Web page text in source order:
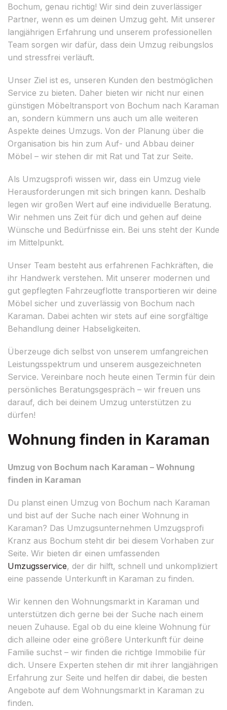
Bochum, genau richtig! Wir sind dein zuverlässiger
Partner, wenn es um deinen Umzug geht. Mit unserer
langjährigen Erfahrung und unserem professionellen
Team sorgen wir dafür, dass dein Umzug reibungslos
und stressfrei verläuft.
Unser Ziel ist es, unseren Kunden den bestmöglichen
Service zu bieten. Daher bieten wir nicht nur einen
günstigen Möbeltransport von Bochum nach Karaman
an, sondern kümmern uns auch um alle weiteren
Aspekte deines Umzugs. Von der Planung über die
Organisation bis hin zum Auf- und Abbau deiner
Möbel – wir stehen dir mit Rat und Tat zur Seite.
Als Umzugsprofi wissen wir, dass ein Umzug viele
Herausforderungen mit sich bringen kann. Deshalb
legen wir großen Wert auf eine individuelle Beratung.
Wir nehmen uns Zeit für dich und gehen auf deine
Wünsche und Bedürfnisse ein. Bei uns steht der Kunde
im Mittelpunkt.
Unser Team besteht aus erfahrenen Fachkräften, die
ihr Handwerk verstehen. Mit unserer modernen und
gut gepflegten Fahrzeugflotte transportieren wir deine
Möbel sicher und zuverlässig von Bochum nach
Karaman. Dabei achten wir stets auf eine sorgfältige
Behandlung deiner Habseligkeiten.
Überzeuge dich selbst von unserem umfangreichen
Leistungsspektrum und unserem ausgezeichneten
Service. Vereinbare noch heute einen Termin für dein
persönliches Beratungsgespräch – wir freuen uns
darauf, dich bei deinem Umzug unterstützen zu
dürfen!
Wohnung finden in Karaman
Umzug von Bochum nach Karaman – Wohnung
finden in Karaman
Du planst einen Umzug von Bochum nach Karaman
und bist auf der Suche nach einer Wohnung in
Karaman? Das Umzugsunternehmen Umzugsprofi
Kranz aus Bochum steht dir bei diesem Vorhaben zur
Seite. Wir bieten dir einen umfassenden
Umzugsservice, der dir hilft, schnell und unkompliziert
eine passende Unterkunft in Karaman zu finden.
Wir kennen den Wohnungsmarkt in Karaman und
unterstützen dich gerne bei der Suche nach einem
neuen Zuhause. Egal ob du eine kleine Wohnung für
dich alleine oder eine größere Unterkunft für deine
Familie suchst – wir finden die richtige Immobilie für
dich. Unsere Experten stehen dir mit ihrer langjährigen
Erfahrung zur Seite und helfen dir dabei, die besten
Angebote auf dem Wohnungsmarkt in Karaman zu
finden.